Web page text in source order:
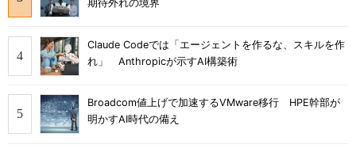
期待外れの境界
Claude Codeでは「エージェントを作るな、スキルを作
れ」 Anthropicが示すAI構築術
Broadcom値上げで加速するVMware移行 HPE幹部が
明かすAI時代の備え